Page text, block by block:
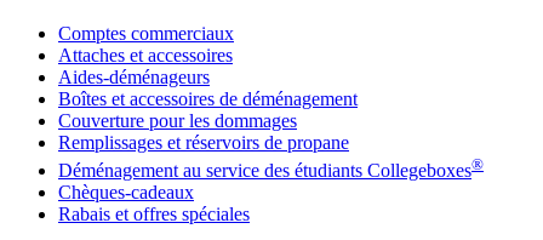
Comptes commerciaux
Attaches et accessoires
Aides-déménageurs
Boîtes et accessoires de déménagement
Couverture pour les dommages
Remplissages et réservoirs de propane
Déménagement au service des étudiants Collegeboxes®
Chèques-cadeaux
Rabais et offres spéciales